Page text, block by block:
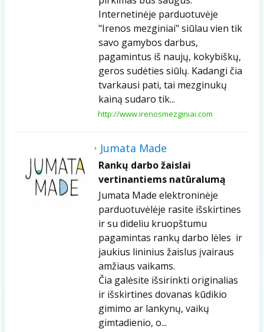
Internetinėje parduotuvėje
"Irenos mezginiai" siūlau vien tik
savo gamybos darbus,
pagamintus iš naujų, kokybiškų,
geros sudėties siūlų. Kadangi čia
tvarkausi pati, tai mezginukų
kainą sudaro tik...
http://www.irenosmezginiai.com
Jumata Made
Rankų darbo žaislai
vertinantiems natūralumą
Jumata Made elektroninėje
parduotuvėlėje rasite išskirtines
ir su dideliu kruopštumu
pagamintas rankų darbo lėles ir
jaukius lininius žaislus įvairaus
amžiaus vaikams.
Čia galėsite išsirinkti originalias
ir išskirtines dovanas kūdikio
gimimo ar lankynų, vaikų
gimtadienio, o...